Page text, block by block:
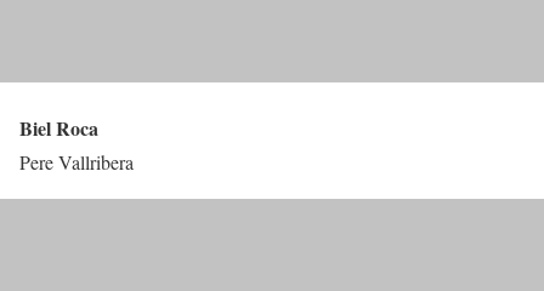
Biel Roca
Pere Vallribera